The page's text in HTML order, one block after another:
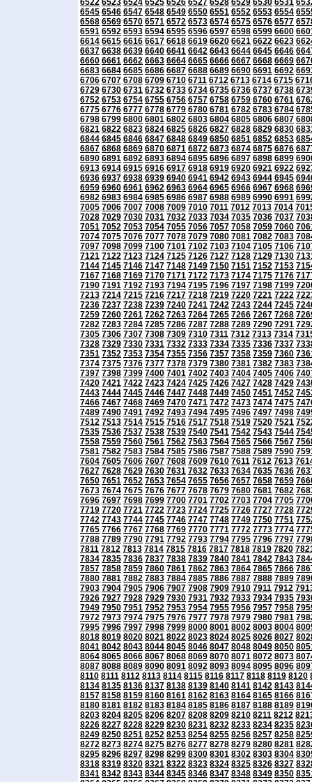
6522 6523 6524 6525 6526 6527 6528 6529 6530 6531
6545 6546 6547 6548 6549 6550 6551 6552 6553 6554
6568 6569 6570 6571 6572 6573 6574 6575 6576 6577
6591 6592 6593 6594 6595 6596 6597 6598 6599 6600
6614 6615 6616 6617 6618 6619 6620 6621 6622 6623
6637 6638 6639 6640 6641 6642 6643 6644 6645 6646
6660 6661 6662 6663 6664 6665 6666 6667 6668 6669
6683 6684 6685 6686 6687 6688 6689 6690 6691 6692
6706 6707 6708 6709 6710 6711 6712 6713 6714 6715
6729 6730 6731 6732 6733 6734 6735 6736 6737 6738
6752 6753 6754 6755 6756 6757 6758 6759 6760 6761
6775 6776 6777 6778 6779 6780 6781 6782 6783 6784
6798 6799 6800 6801 6802 6803 6804 6805 6806 6807
6821 6822 6823 6824 6825 6826 6827 6828 6829 6830
6844 6845 6846 6847 6848 6849 6850 6851 6852 6853
6867 6868 6869 6870 6871 6872 6873 6874 6875 6876
6890 6891 6892 6893 6894 6895 6896 6897 6898 6899
6913 6914 6915 6916 6917 6918 6919 6920 6921 6922
6936 6937 6938 6939 6940 6941 6942 6943 6944 6945
6959 6960 6961 6962 6963 6964 6965 6966 6967 6968
6982 6983 6984 6985 6986 6987 6988 6989 6990 6991
7005 7006 7007 7008 7009 7010 7011 7012 7013 7014
7028 7029 7030 7031 7032 7033 7034 7035 7036 7037
7051 7052 7053 7054 7055 7056 7057 7058 7059 7060
7074 7075 7076 7077 7078 7079 7080 7081 7082 7083
7097 7098 7099 7100 7101 7102 7103 7104 7105 7106
7121 7122 7123 7124 7125 7126 7127 7128 7129 7130
7144 7145 7146 7147 7148 7149 7150 7151 7152 7153
7167 7168 7169 7170 7171 7172 7173 7174 7175 7176
7190 7191 7192 7193 7194 7195 7196 7197 7198 7199
7213 7214 7215 7216 7217 7218 7219 7220 7221 7222
7236 7237 7238 7239 7240 7241 7242 7243 7244 7245
7259 7260 7261 7262 7263 7264 7265 7266 7267 7268
7282 7283 7284 7285 7286 7287 7288 7289 7290 7291
7305 7306 7307 7308 7309 7310 7311 7312 7313 7314
7328 7329 7330 7331 7332 7333 7334 7335 7336 7337
7351 7352 7353 7354 7355 7356 7357 7358 7359 7360
7374 7375 7376 7377 7378 7379 7380 7381 7382 7383
7397 7398 7399 7400 7401 7402 7403 7404 7405 7406
7420 7421 7422 7423 7424 7425 7426 7427 7428 7429
7443 7444 7445 7446 7447 7448 7449 7450 7451 7452
7466 7467 7468 7469 7470 7471 7472 7473 7474 7475
7489 7490 7491 7492 7493 7494 7495 7496 7497 7498
7512 7513 7514 7515 7516 7517 7518 7519 7520 7521
7535 7536 7537 7538 7539 7540 7541 7542 7543 7544
7558 7559 7560 7561 7562 7563 7564 7565 7566 7567
7581 7582 7583 7584 7585 7586 7587 7588 7589 7590
7604 7605 7606 7607 7608 7609 7610 7611 7612 7613
7627 7628 7629 7630 7631 7632 7633 7634 7635 7636
7650 7651 7652 7653 7654 7655 7656 7657 7658 7659
7673 7674 7675 7676 7677 7678 7679 7680 7681 7682
7696 7697 7698 7699 7700 7701 7702 7703 7704 7705
7719 7720 7721 7722 7723 7724 7725 7726 7727 7728
7742 7743 7744 7745 7746 7747 7748 7749 7750 7751
7765 7766 7767 7768 7769 7770 7771 7772 7773 7774
7788 7789 7790 7791 7792 7793 7794 7795 7796 7797
7811 7812 7813 7814 7815 7816 7817 7818 7819 7820
7834 7835 7836 7837 7838 7839 7840 7841 7842 7843
7857 7858 7859 7860 7861 7862 7863 7864 7865 7866
7880 7881 7882 7883 7884 7885 7886 7887 7888 7889
7903 7904 7905 7906 7907 7908 7909 7910 7911 7912
7926 7927 7928 7929 7930 7931 7932 7933 7934 7935
7949 7950 7951 7952 7953 7954 7955 7956 7957 7958
7972 7973 7974 7975 7976 7977 7978 7979 7980 7981
7995 7996 7997 7998 7999 8000 8001 8002 8003 8004
8018 8019 8020 8021 8022 8023 8024 8025 8026 8027
8041 8042 8043 8044 8045 8046 8047 8048 8049 8050
8064 8065 8066 8067 8068 8069 8070 8071 8072 8073
8087 8088 8089 8090 8091 8092 8093 8094 8095 8096
8110 8111 8112 8113 8114 8115 8116 8117 8118 8119 8120
8134 8135 8136 8137 8138 8139 8140 8141 8142 8143
8157 8158 8159 8160 8161 8162 8163 8164 8165 8166
8180 8181 8182 8183 8184 8185 8186 8187 8188 8189
8203 8204 8205 8206 8207 8208 8209 8210 8211 8212
8226 8227 8228 8229 8230 8231 8232 8233 8234 8235
8249 8250 8251 8252 8253 8254 8255 8256 8257 8258
8272 8273 8274 8275 8276 8277 8278 8279 8280 8281
8295 8296 8297 8298 8299 8300 8301 8302 8303 8304
8318 8319 8320 8321 8322 8323 8324 8325 8326 8327
8341 8342 8343 8344 8345 8346 8347 8348 8349 8350